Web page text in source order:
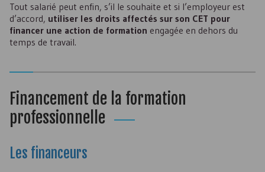
Tout salarié peut enfin, s’il le souhaite et si l’employeur est
d’accord, utiliser les droits affectés sur son CET pour
financer une action de formation engagée en dehors du
temps de travail.
Financement de la formation
professionnelle
Les financeurs